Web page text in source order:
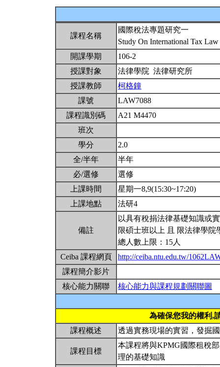
課程名稱
國際稅法專題研究一
Study On International Tax
開課學期
106-2
授課對象
法律學院 法律研究所
授課教師
柯格鐘
課號
LAW7088
課程識別碼
A21 M4470
班次
學分
2.0
全/半年
半年
必/選修
選修
上課時間
星期一8,9(15:30~17:20)
上課地點
法研4
備註
以具有稅捐法律基礎知識或
限碩士班以上 且 限法律學院
總人數上限：15人
Ceiba 課程網頁
http://ceiba.ntu.edu.tw/
課程簡介影片
核心能力關聯
核心能力與課程規劃關聯圖
為確保您我的權利,
課程概述
透過實務現場的實習，發掘
課程目標
本課程將與KPMG國際租稅
理的基礎知識